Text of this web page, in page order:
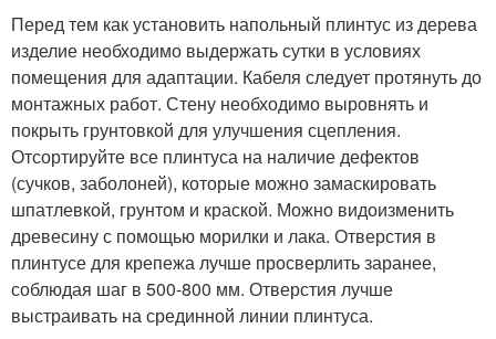
Перед тем как установить напольный плинтус из дерева
изделие необходимо выдержать сутки в условиях
помещения для адаптации. Кабеля следует протянуть до
монтажных работ. Стену необходимо выровнять и
покрыть грунтовкой для улучшения сцепления.
Отсортируйте все плинтуса на наличие дефектов
(сучков, заболоней), которые можно замаскировать
шпатлевкой, грунтом и краской. Можно видоизменить
древесину с помощью морилки и лака. Отверстия в
плинтусе для крепежа лучше просверлить заранее,
соблюдая шаг в 500-800 мм. Отверстия лучше
выстраивать на срединной линии плинтуса.